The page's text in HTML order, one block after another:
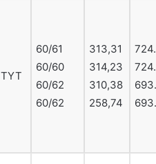
TYT
60/61
60/60
60/62
60/62
313,31
314,23
310,38
258,74